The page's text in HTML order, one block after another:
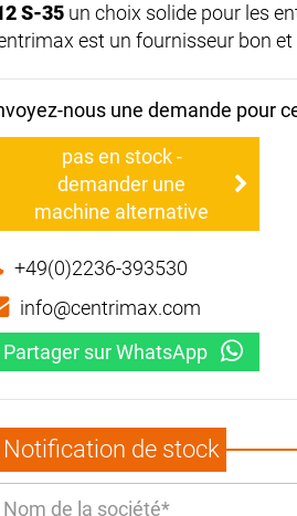
S-35 un choix solide pour les
est un fournisseur bon
nous une demande pour
pas en stock -
demander une
machine alternative
+49(0)2236-393530
info@centrimax.com
Partager sur WhatsApp
Notification de stock